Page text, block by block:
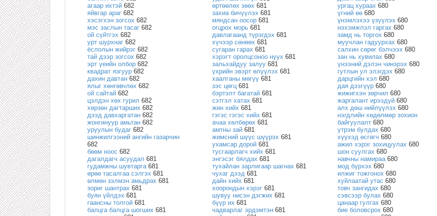
агаар ихтэй 682
яйвгар араг 682
хэсэгхэн зогсох 682
мэс заслын тасаг 682
ой сүйтгэх 682
урт шурхнаг 682
ёслолын жийрэг 682
тай дээр зогсох 682
эрт үеийн олбор 682
квадрат язгуур 682
дахин давтан 682
ялыг хөнгөвчлөх 682
ой сайтай 682
цэлдэн хөх гурил 682
хөрзөн дагтарших 682
дээд давхаргатан 682
жонгинуур амьтан 682
уруулын будаг 682
шинжилгээний ангийн газарчин
682
бөөм ноос 682
дагалдагч асуудал 681
гудамжны шувтарга681
өрөө тасалгаа сэлгэх 681
өлмөн зэлмэн амьдрах 681
зориг шантрах 681
буян үйлдэх 681
гаансны толгой 681
балцга балцга шогших 681
өртөөлөх зөөх 681
захиа бичүүлэх 681
мяндсан оосор 681
огцрох морь 681
давлагаанд түрэгдэх 681
хүчээр сөнөөх 681
сугаран гарах 681
хэрэгт оролцсоноо нуух 681
зальхайдуу залуу 681
үхрийн эвэрт өлүүлэх 681
хаалганы мөгүү 681
зэс цөгц 681
бэртэлт багатай 681
сэтгэл хатах 681
жин хийх 681
гэгэс гэгэс хийх 681
ачаа хөлбөрөх 681
амтны зай 681
жимсний шүүс шүүрэх 681
ухамсар дорой 681
тусгаарлагч хийх 681
энгэсэг бялдах 681
тухайлан зарлигаар шагнах 681
чухаг дээд 681
дайн хийх 681
хоорондын хэрэг 681
шувуу нисэн дэгжих 681
бүүр их 681
чадварлаг эрдэмтэн 681
ургац хураах 680
үгний өө680
үнэмлэхээ үзүүлэх 680
нэхэмжлэл гаргах 680
замд нь торгох 680
муучлан гадуурхах 680
салхин сөрөг бэлчээх 680
зан нь хувилах 680
үнээний дэлэн чинэрэх 680
гутлын ул элэгдэх 680
дарцгийн хэл 680
дая дээгүүр680
жижигхэн зөрчил 680
жаргалант ирээдүй680
алх дөш нийлүүлэх 680
нэгдлийн хөдөлмөр зохион
байгуулалт680
үтрэм булдах 680
хүүхэд өсгөгч 680
ажил хэрэг зохицуулах 680
шон суулгах 680
навчны намираа680
мод бүрхэх 680
илжиг тожгонох 680
хуйлаатай утас 680
товч зангидах 680
сэвсээр булах 680
цанаар гулгах 680
бие боловсрох 680